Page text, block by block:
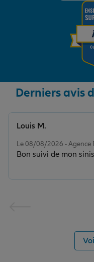
Derniers avis
Le 08/08/2026 - Agence
Bon suivi de mon
Louis M.